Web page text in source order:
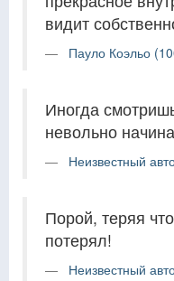
видит
Пауло Коэльо
Иногда
невольно
Неизвестный
Порой, теряя
потерял!
Неизвестный